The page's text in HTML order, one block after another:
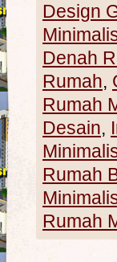
Design
Denah
Rumah,
Rumah
Desain,
Rumah
Rumah